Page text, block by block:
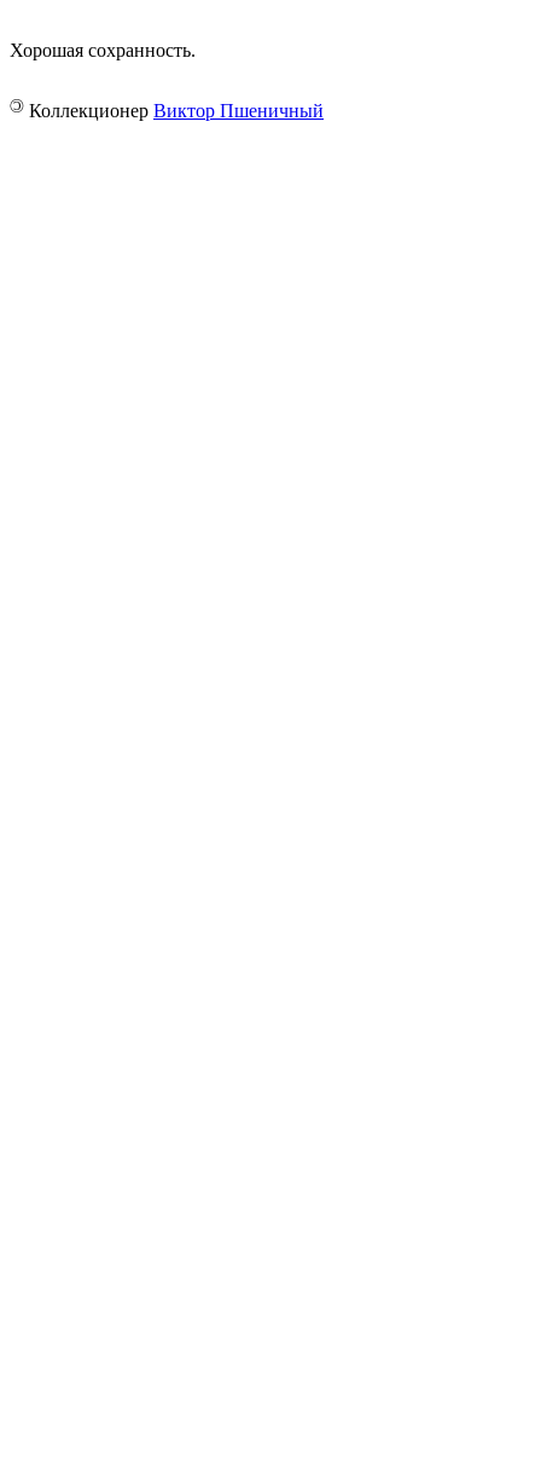
Хорошая сохранность.
© Коллекционер Виктор Пшеничный